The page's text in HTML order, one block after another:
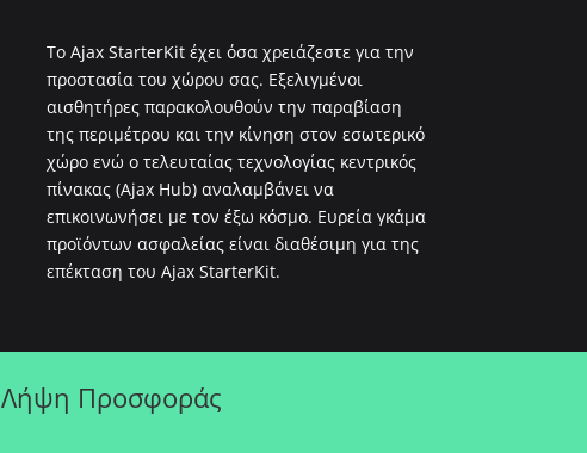
Το Ajax StarterKit έχει όσα χρειάζεστε για την
προστασία του χώρου σας. Εξελιγμένοι
αισθητήρες παρακολουθούν την παραβίαση
της περιμέτρου και την κίνηση στον εσωτερικό
χώρο ενώ ο τελευταίας τεχνολογίας κεντρικός
πίνακας (Ajax Hub) αναλαμβάνει να
επικοινωνήσει με τον έξω κόσμο. Ευρεία γκάμα
προϊόντων ασφαλείας είναι διαθέσιμη για της
επέκταση του Ajax StarterKit.
Λήψη Προσφοράς